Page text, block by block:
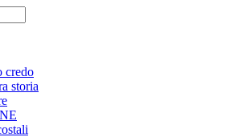
credo
storia